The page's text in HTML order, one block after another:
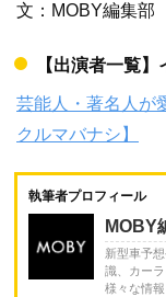
文：MOBY編集部
【出演者一覧
芸能人・著名人が
クルマバナシ】
執筆者プロフィール
MOBY
新型車予
識、カー
様々な情